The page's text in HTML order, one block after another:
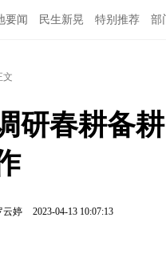
要闻 民生新晃 特别推荐 部
文
研春耕备
云婷 2023-04-13 10:07:13